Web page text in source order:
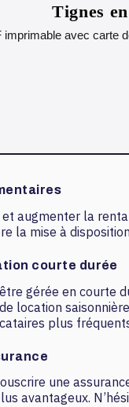
Tignes
imprimable avec carte
augmenter la
la mise à
courte durée
gérée en courte
location
plus
une
avantageux.